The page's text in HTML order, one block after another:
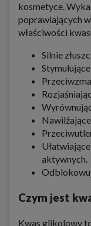
kosmetyce.
poprawiających
właściwości
Silnie
aktywnych.
Czym jest
Kwas glikolowy